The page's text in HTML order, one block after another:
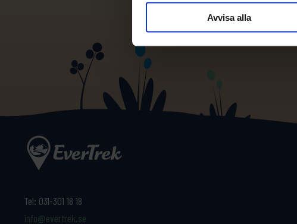
Avvisa alla
Tel: 031-301 18 18
info@evertrek.se